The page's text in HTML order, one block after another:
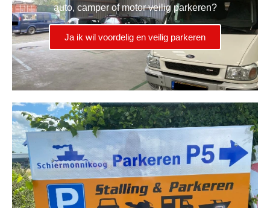
auto, camper of motor veilig parkeren?
Ja ik wil voordelig en veilig parkeren